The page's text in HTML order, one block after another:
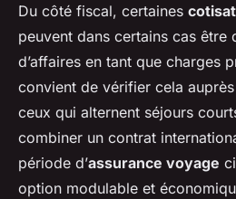
Du côté fiscal, certaines
peuvent dans certains cas être
d’affaires en tant que charges
convient de vérifier cela
ceux qui alternent séjours
combiner un contrat
période d’assurance voyage
option modulable et